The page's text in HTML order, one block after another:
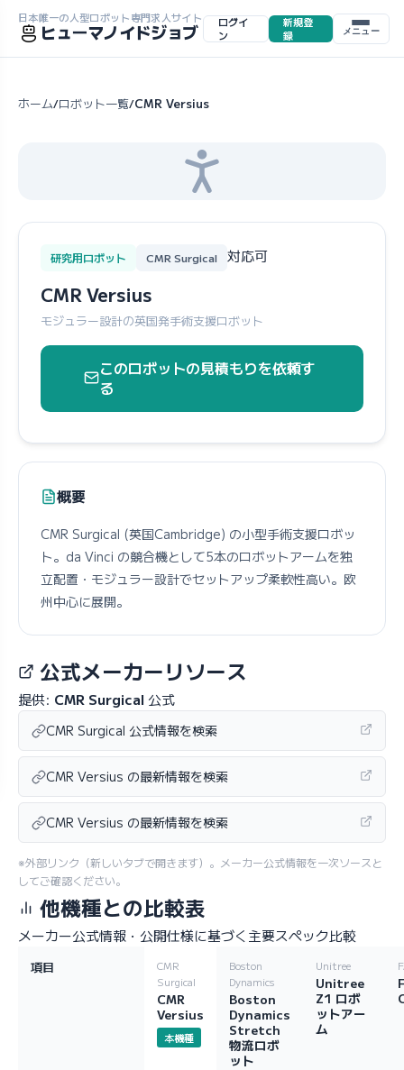
日本唯一の人型ロボット専門求人サイト
ヒューマノイドジョブ
ログイ
ン
新規登
録
メニュー
ホーム/ロボット一覧/CMR Versius
研究用ロボット CMR Surgical 対応可
CMR Versius
モジュラー設計の英国発手術支援ロボット
このロボットの見積もりを依頼す
る
概要
CMR Surgical (英国Cambridge) の小型手術支援ロボッ
ト。da Vinci の競合機として5本のロボットアームを独
立配置・モジュラー設計でセットアップ柔軟性高い。欧
州中心に展開。
公式メーカーリソース
提供: CMR Surgical 公式
CMR Surgical 公式情報を検索
CMR Versius の最新情報を検索
CMR Versius の最新情報を検索
※外部リンク（新しいタブで開きます）。メーカー公式情報を一次ソースと
してご確認ください。
他機種との比較表
メーカー公式情報・公開仕様に基づく主要スペック比較
項目
CMR
Surgical
CMR
Versius
本機種
Boston
Dynamics
Boston
Dynamics
Stretch
物流ロボ
ット
Unitree
Unitree
Z1 ロボ
ットアー
ム